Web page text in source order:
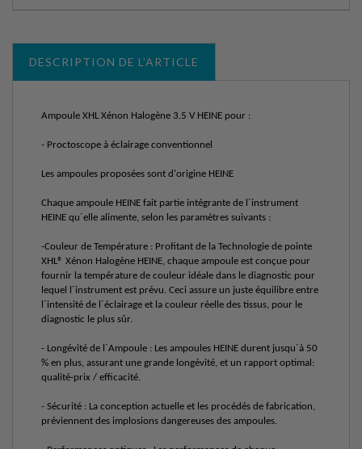
DESCRIPTION DE L’ARTICLE
Ampoule XHL Xénon Halogène 3.5 V HEINE pour :
- Proctoscope à éclairage conventionnel
Les ampoules proposées sont d'origine HEINE
Chaque ampoule HEINE fait partie intégrante de l´instrument
HEINE qu´elle alimente, selon les paramètres suivants :
-Couleur de Température : Profitant de la Technologie de pointe
XHL® Xénon Halogène HEINE, chaque ampoule est conçue pour
fournir la température de couleur idéale dans le diagnostic pour
lequel l´instrument est prévu. Ceci assure un juste équilibre entre
l´intensité de l´éclairage et la couleur réelle des tissus, pour le
diagnostic le plus sûr.
- Longévité de l´Ampoule : Les ampoules HEINE durent jusqu´à 50
% en plus, assurant une grande longévité, et un rapport optimal:
qualité-prix / efficacité.
- Sécurité : La conception actuelle et les procédés de fabrication,
préviennent des implosions dangereuses des ampoules.